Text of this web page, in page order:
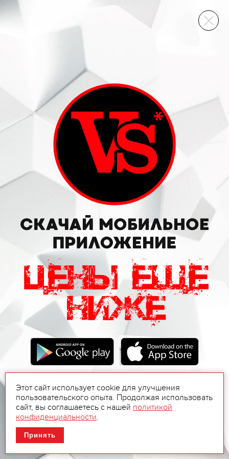
ВИННЫЙ СКЛАД
Этот сайт использует cookie для улучшения
пользовательского опыта. Продолжая использовать
сайт, вы соглашаетесь с нашей политикой
конфиденциальности.
Принять